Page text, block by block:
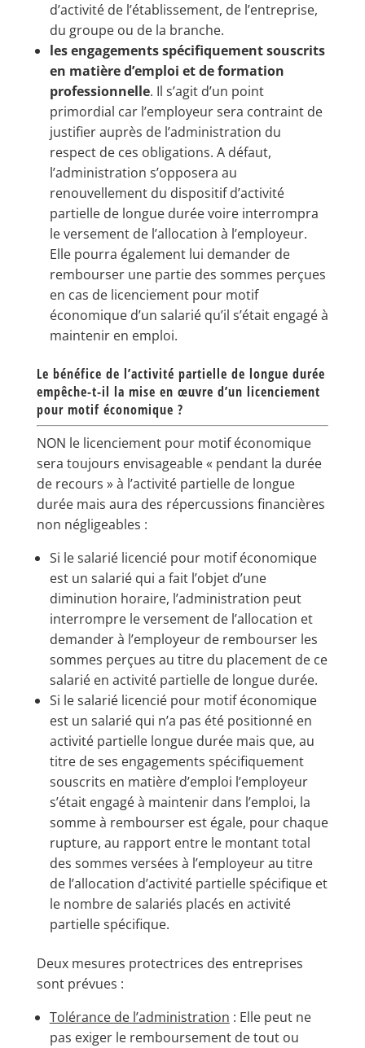
d’activité de l’établissement, de l’entreprise,
du groupe ou de la branche.
les engagements spécifiquement souscrits
en matière d’emploi et de formation
professionnelle. Il s’agit d’un point
primordial car l’employeur sera contraint de
justifier auprès de l’administration du
respect de ces obligations. A défaut,
l’administration s’opposera au
renouvellement du dispositif d’activité
partielle de longue durée voire interrompra
le versement de l’allocation à l’employeur.
Elle pourra également lui demander de
rembourser une partie des sommes perçues
en cas de licenciement pour motif
économique d’un salarié qu’il s’était engagé à
maintenir en emploi.
Le bénéfice de l’activité partielle de longue durée
empêche-t-il la mise en œuvre d’un licenciement
pour motif économique ?
NON le licenciement pour motif économique
sera toujours envisageable « pendant la durée
de recours » à l’activité partielle de longue
durée mais aura des répercussions financières
non négligeables :
Si le salarié licencié pour motif économique
est un salarié qui a fait l’objet d’une
diminution horaire, l’administration peut
interrompre le versement de l’allocation et
demander à l’employeur de rembourser les
sommes perçues au titre du placement de ce
salarié en activité partielle de longue durée.
Si le salarié licencié pour motif économique
est un salarié qui n’a pas été positionné en
activité partielle longue durée mais que, au
titre de ses engagements spécifiquement
souscrits en matière d’emploi l’employeur
s’était engagé à maintenir dans l’emploi, la
somme à rembourser est égale, pour chaque
rupture, au rapport entre le montant total
des sommes versées à l’employeur au titre
de l’allocation d’activité partielle spécifique et
le nombre de salariés placés en activité
partielle spécifique.
Deux mesures protectrices des entreprises
sont prévues :
Tolérance de l’administration : Elle peut ne
pas exiger le remboursement de tout ou